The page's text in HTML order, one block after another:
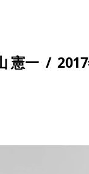
憲一 /